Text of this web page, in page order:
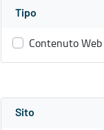
Tipo
Contenuto Web
Sito